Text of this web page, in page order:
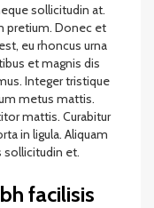
sollicitudin at.
pretium. Donec et
eu rhoncus urna
et magnis dis
Integer tristique
metus mattis.
mattis. Curabitur
in ligula. Aliquam
sollicitudin et.
facilisis